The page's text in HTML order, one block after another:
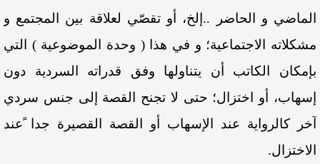
الماضي و الحاضر ..إلخ، أو تقصّي لعلاقة بين المجتمع و
مشكلاته الاجتماعية؛ و في هذا ( وحدة الموضوعية ) التي
بإمكان الكاتب أن يتناولها وفق قدراته السردية دون
إسهاب، أو اختزال؛ حتى لا تجنح القصة إلى جنس سردي
آخر كالرواية عند الإسهاب أو القصة القصيرة جدا ًعند
الاختزال.